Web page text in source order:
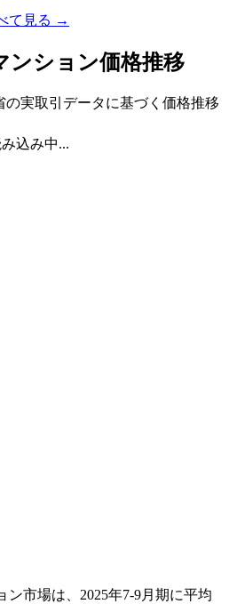
て見る →
ンション価格推移
の実取引データに基づく価格推移
込み中...
ン市場は、2025年7-9月期に平均